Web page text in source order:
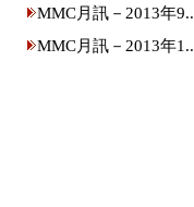
MMC月訊－2013年9..
MMC月訊－2013年1..